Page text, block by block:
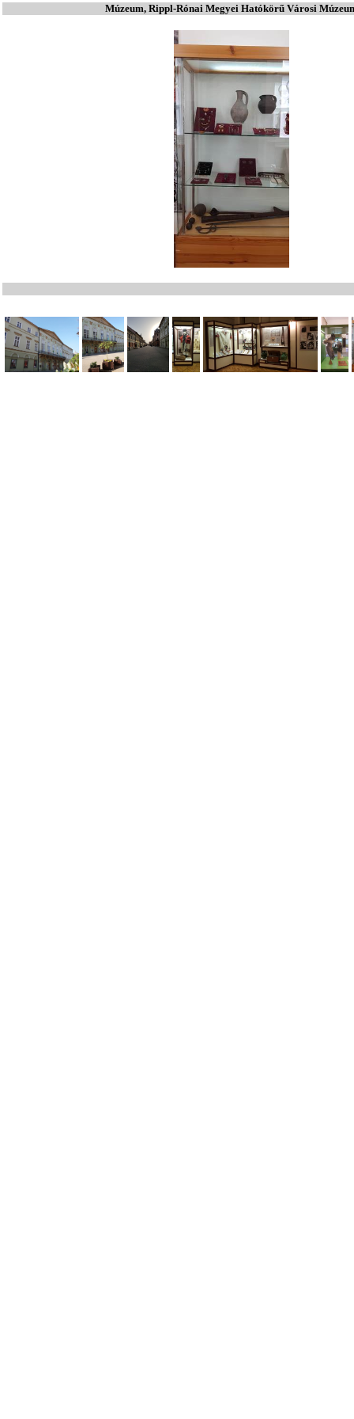
Múzeum, Rippl-Rónai Megyei Hatókörű Városi